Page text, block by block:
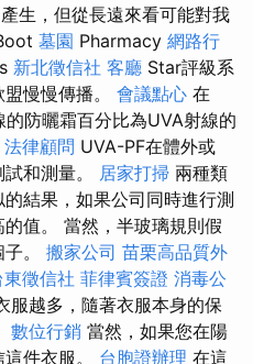
生，但從長遠來看可能對我
墓園 Pharmacy 網路行
新北徵信社 客廳 Star評級系
慢慢傳播。 會議點心 在
防曬霜百分比為UVA射線的
法律顧問 UVA-PF在體外或
和測量。 居家打掃 兩種類
結果，如果公司同時進行測
值。 當然，半玻璃規則假
。 搬家公司 苗栗高品質外
東徵信社 菲律賓簽證 消毒公
服越多，隨著衣服本身的保
數位行銷 當然，如果您在陽
件衣服。 台胞證辦理 在這